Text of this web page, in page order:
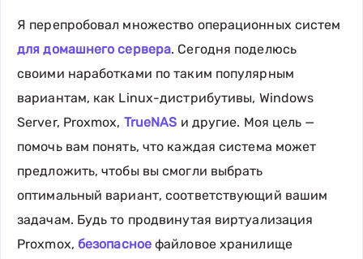
Я перепробовал множество операционных систем
для домашнего сервера. Сегодня поделюсь
своими наработками по таким популярным
вариантам, как Linux-дистрибутивы, Windows
Server, Proxmox, TrueNAS и другие. Моя цель —
помочь вам понять, что каждая система может
предложить, чтобы вы смогли выбрать
оптимальный вариант, соответствующий вашим
задачам. Будь то продвинутая виртуализация
Proxmox, безопасноефайловое хранилище